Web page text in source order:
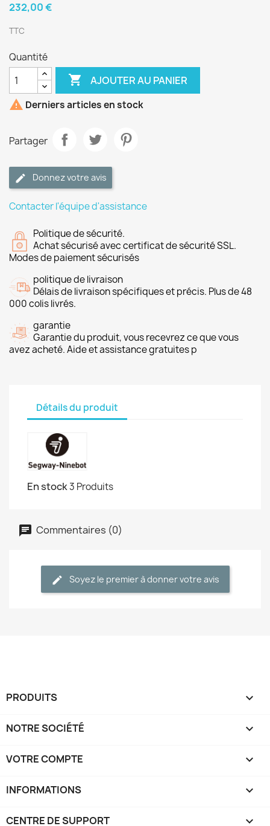
232,00 €
TTC
Quantité
 AJOUTER AU PANIER
 Derniers articles en stock
Partager
Donnez votre avis
Contacter l'équipe d'assistance
Politique de sécurité.
Achat sécurisé avec certificat de sécurité SSL.
Modes de paiement sécurisés
politique de livraison
Délais de livraison spécifiques et précis. Plus de 48
000 colis livrés.
garantie
Garantie du produit, vous recevrez ce que vous
avez acheté. Aide et assistance gratuites p
Détails du produit
En stock3 Produits
Commentaires (0)
Soyez le premier à donner votre avis
PRODUITS 
NOTRE SOCIÉTÉ 
VOTRE COMPTE 
INFORMATIONS keyboard_arrow_down
CENTRE DE SUPPORT 